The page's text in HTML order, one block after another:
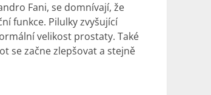
Fani, se domnívají, že
funkce. Pilulky zvyšující
velikost prostaty. Také
se začne zlepšovat a stejně